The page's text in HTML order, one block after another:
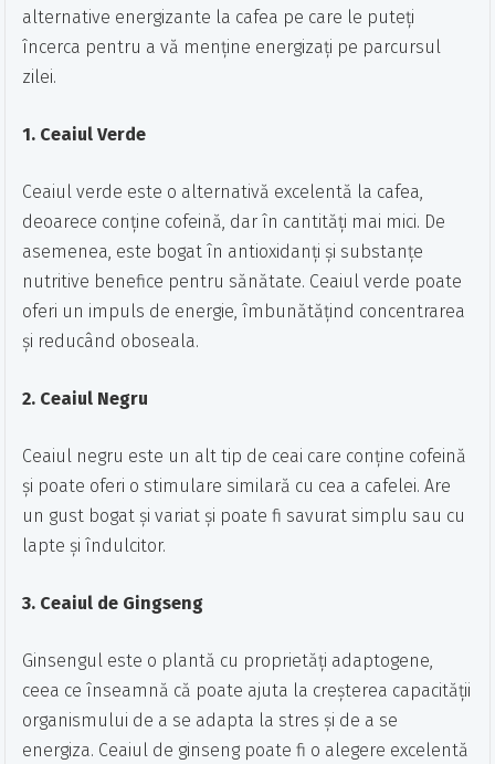
alternative energizante la cafea pe care le puteți
încerca pentru a vă menține energizați pe parcursul
zilei.
1. Ceaiul Verde
Ceaiul verde este o alternativă excelentă la cafea,
deoarece conține cofeină, dar în cantități mai mici. De
asemenea, este bogat în antioxidanți și substanțe
nutritive benefice pentru sănătate. Ceaiul verde poate
oferi un impuls de energie, îmbunătățind concentrarea
și reducând oboseala.
2. Ceaiul Negru
Ceaiul negru este un alt tip de ceai care conține cofeină
și poate oferi o stimulare similară cu cea a cafelei. Are
un gust bogat și variat și poate fi savurat simplu sau cu
lapte și îndulcitor.
3. Ceaiul de Gingseng
Ginsengul este o plantă cu proprietăți adaptogene,
ceea ce înseamnă că poate ajuta la creșterea capacității
organismului de a se adapta la stres și de a se
energiza. Ceaiul de ginseng poate fi o alegere excelentă